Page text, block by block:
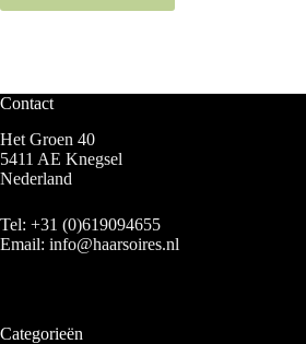
Contact
Het Groen 40
5411 AE Knegsel
Nederland
Tel: +31 (0)619094655
Email: info@haarsoires.nl
Categorieën